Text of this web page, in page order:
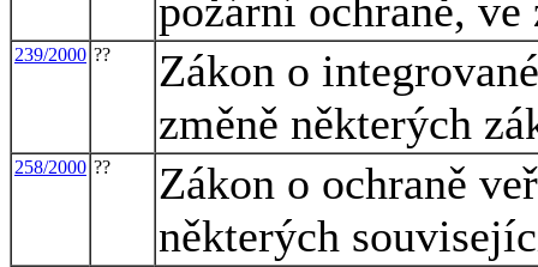
požární ochraně,
239/2000 ??
Zákon o
změně některých
258/2000 ??
Zákon o ochraně
některých